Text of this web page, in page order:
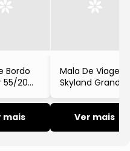
Bordo
55/20
Cinza
mais
Mala De Viagem
Skyland Grande
Lilás American
Tourister
Ver mais